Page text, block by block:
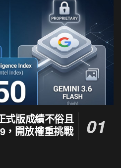
式版成績不俗且
，開放權重挑戰